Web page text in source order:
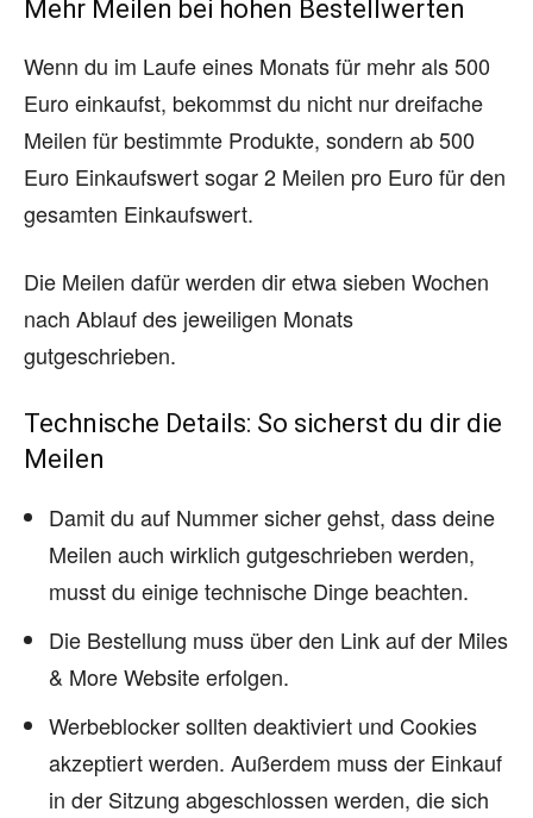
Mehr Meilen bei hohen Bestellwerten
Wenn du im Laufe eines Monats für mehr als 500
Euro einkaufst, bekommst du nicht nur dreifache
Meilen für bestimmte Produkte, sondern ab 500
Euro Einkaufswert sogar 2 Meilen pro Euro für den
gesamten Einkaufswert.
Die Meilen dafür werden dir etwa sieben Wochen
nach Ablauf des jeweiligen Monats
gutgeschrieben.
Technische Details: So sicherst du dir die
Meilen
Damit du auf Nummer sicher gehst, dass deine
Meilen auch wirklich gutgeschrieben werden,
musst du einige technische Dinge beachten.
Die Bestellung muss über den Link auf der Miles
& More Website erfolgen.
Werbeblocker sollten deaktiviert und Cookies
akzeptiert werden. Außerdem muss der Einkauf
in der Sitzung abgeschlossen werden, die sich